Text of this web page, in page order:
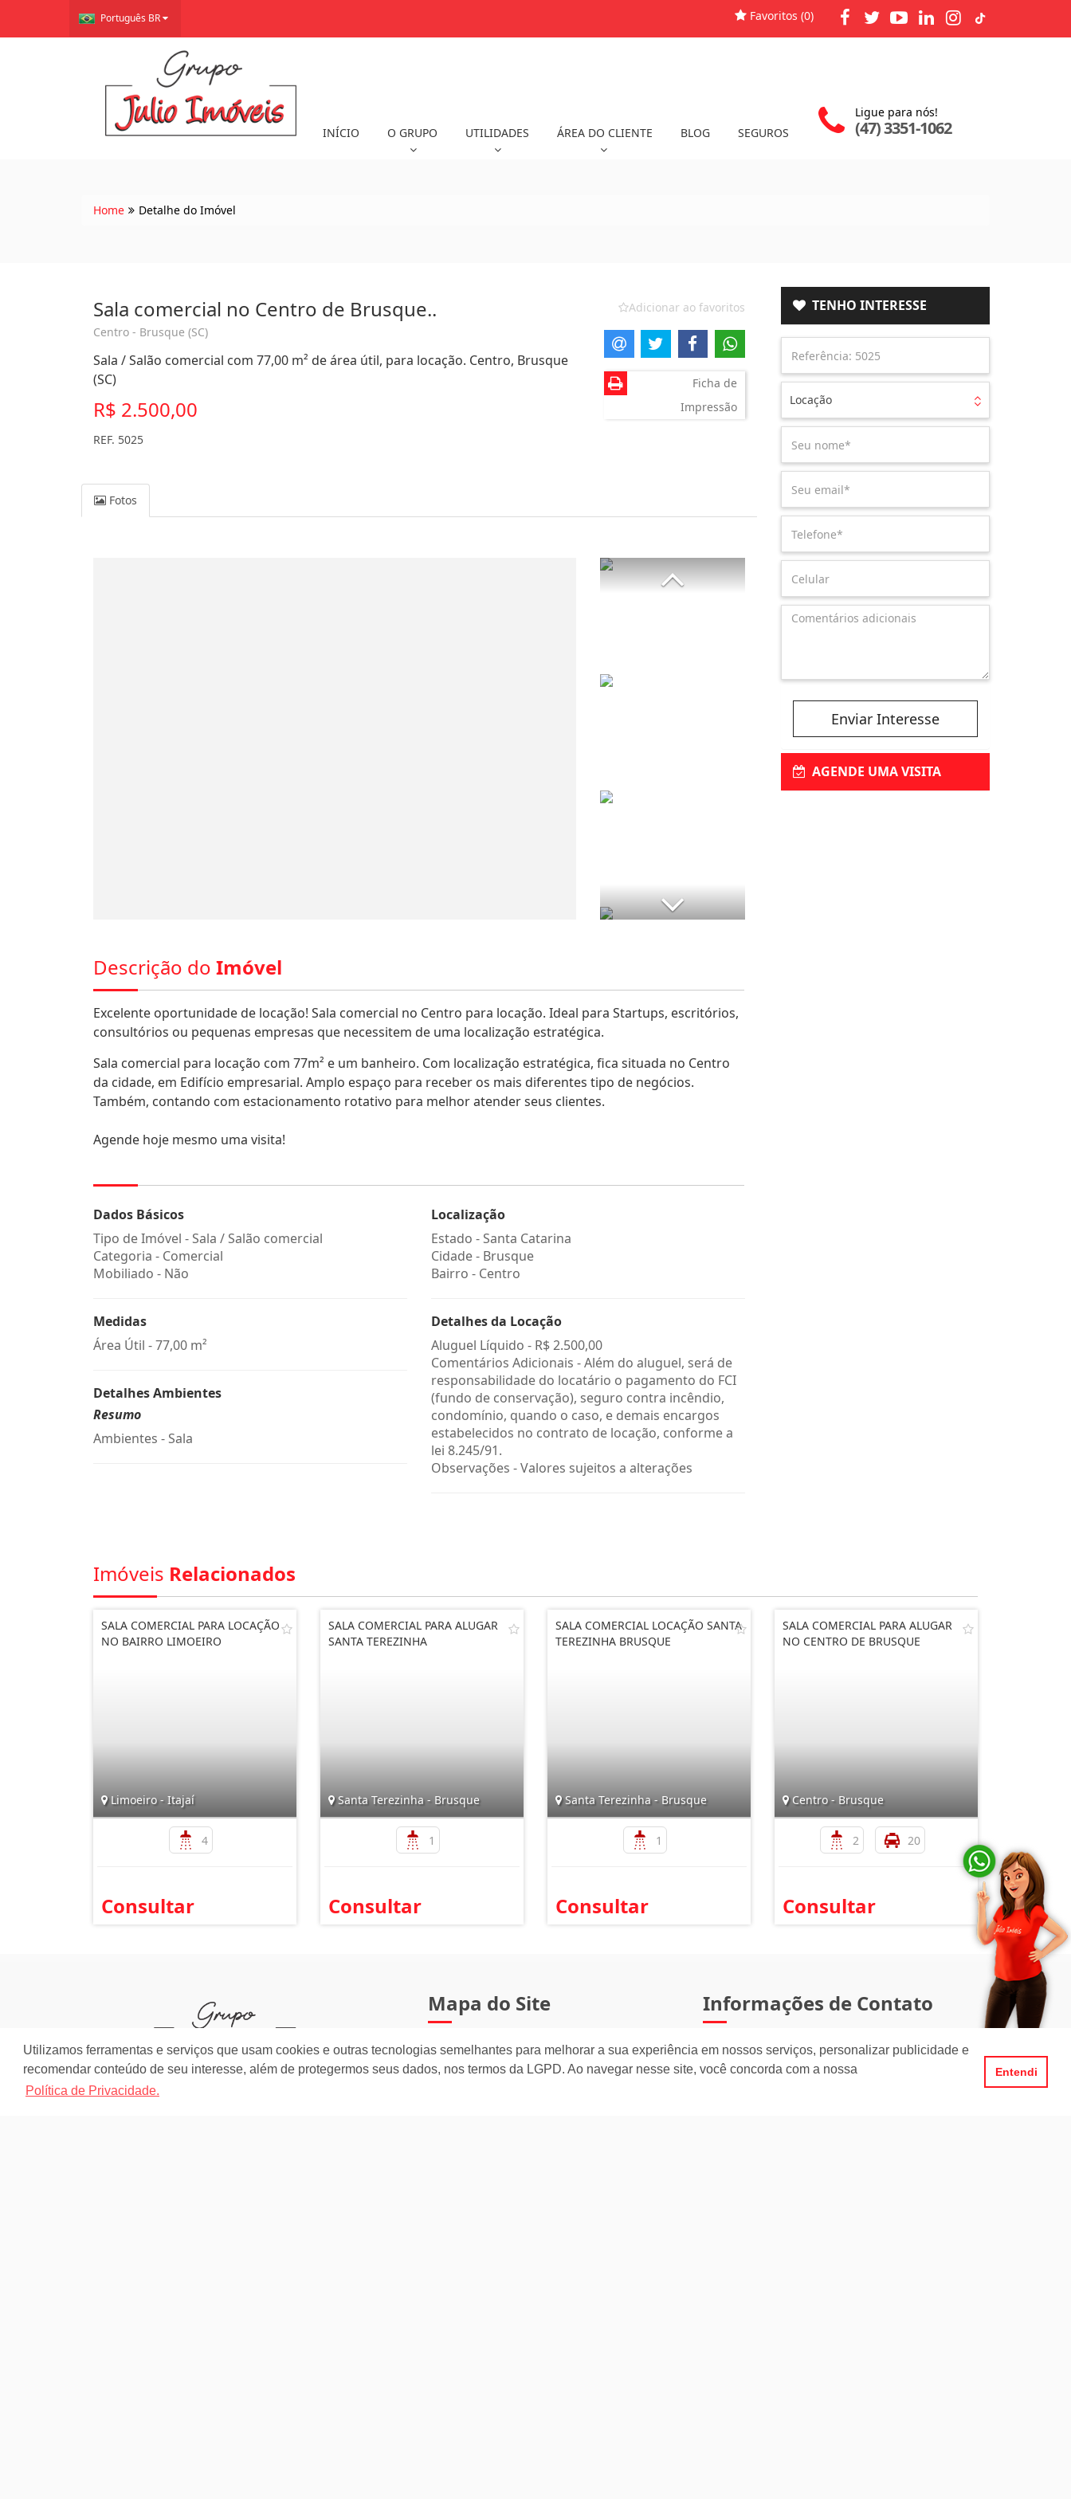
Utilizamos ferramentas e serviços que usam cookies e outras tecnologias semelhantes para melhorar a sua experiência em nossos serviços, personalizar publicidade e
recomendar conteúdo de seu interesse, além de protegermos seus dados, nos termos da LGPD. Ao navegar nesse site, você concorda com a nossa
Política de Privacidade.
Entendi
Português BR Favoritos (0)
INÍCIO O GRUPO UTILIDADES ÁREA DO CLIENTE BLOG SEGUROS
Ligue para nós!
(47) 3351-1062
Home Detalhe do Imóvel
Sala comercial no Centro de Brusque..
Centro - Brusque (SC)
Sala / Salão comercial com 77,00 m² de área útil, para locação. Centro, Brusque
(SC)
R$ 2.500,00
REF. 5025
Adicionar ao favoritos
Ficha de
Impressão
Fotos
Descrição do Imóvel
Excelente oportunidade de locação! Sala comercial no Centro para locação. Ideal para Startups, escritórios,
consultórios ou pequenas empresas que necessitem de uma localização estratégica.
Sala comercial para locação com 77m² e um banheiro. Com localização estratégica, fica situada no Centro
da cidade, em Edifício empresarial. Amplo espaço para receber os mais diferentes tipo de negócios.
Também, contando com estacionamento rotativo para melhor atender seus clientes.
Agende hoje mesmo uma visita!
Dados Básicos
Tipo de Imóvel - Sala / Salão comercial
Categoria - Comercial
Mobiliado - Não
Medidas
Área Útil - 77,00 m²
Detalhes Ambientes
Resumo
Ambientes - Sala
Localização
Estado -Santa Catarina
Cidade - Brusque
Bairro - Centro
Detalhes da Locação
Aluguel Líquido - R$ 2.500,00
Comentários Adicionais - Além do aluguel, será de
responsabilidade do locatário o pagamento do FCI
(fundo de conservação), seguro contra incêndio,
condomínio, quando o caso, e demais encargos
estabelecidos no contrato de locação, conforme a
lei 8.245/91.
Observações - Valores sujeitos a alterações
TENHO INTERESSE
Locação
Enviar Interesse
AGENDE UMA VISITA
Imóveis Relacionados
SALA COMERCIAL PARA LOCAÇÃO
NO BAIRRO LIMOEIRO
Limoeiro - Itajaí
4
Consultar
SALA COMERCIAL PARA ALUGAR
SANTA TEREZINHA
Santa Terezinha - Brusque
1
Consultar
SALA COMERCIAL LOCAÇÃO SANTA
TEREZINHA BRUSQUE
Santa Terezinha - Brusque
1
Consultar
SALA COMERCIAL PARA ALUGAR
NO CENTRO DE BRUSQUE
Centro - Brusque
2 20
Consultar
Mapa do Site
INÍCIO
QUEM SOMOS
Informações de Contato
(47) 3351-1062